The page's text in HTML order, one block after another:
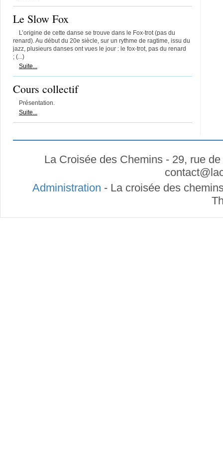
Le Slow Fox
L’origine de cette danse se trouve dans le Fox-trot (pas du
renard). Au début du 20e siècle, sur un rythme de ragtime, issu du
jazz, plusieurs danses ont vues le jour : le fox-trot, pas du renard
; (...)
Suite...
Cours collectif
Présentation.
Suite...
La Croisée des Chemins - 29, rue
contact@
Administration - La croisée des